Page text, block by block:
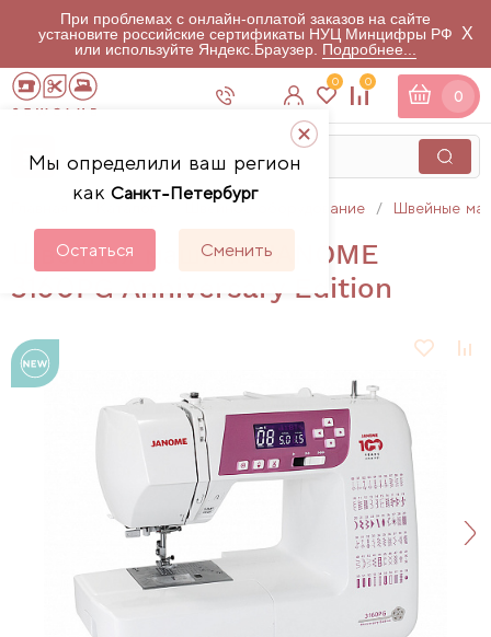
При проблемах с онлайн-оплатой заказов на сайте
установите российские сертификаты НУЦ Минцифры РФ
или используйте Яндекс.Браузер. Подробнее...
X
Мы определили ваш регион
как Санкт-Петербург
Остаться Сменить
0 0
0
Швейное оборудование Швейные
Швейная машина JANOME
3160PG Anniversary Edition